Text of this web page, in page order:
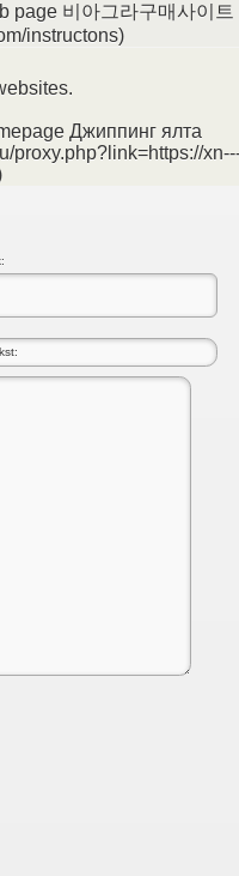
page 비아그라구매사이트
instructons)
Джиппинг ялта
proxy.php?link=https://